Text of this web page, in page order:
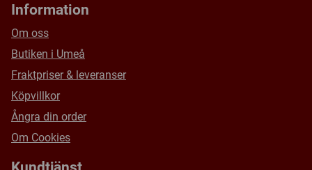
Information
Om oss
Butiken i Umeå
Fraktpriser & leveranser
Köpvillkor
Ångra din order
Om Cookies